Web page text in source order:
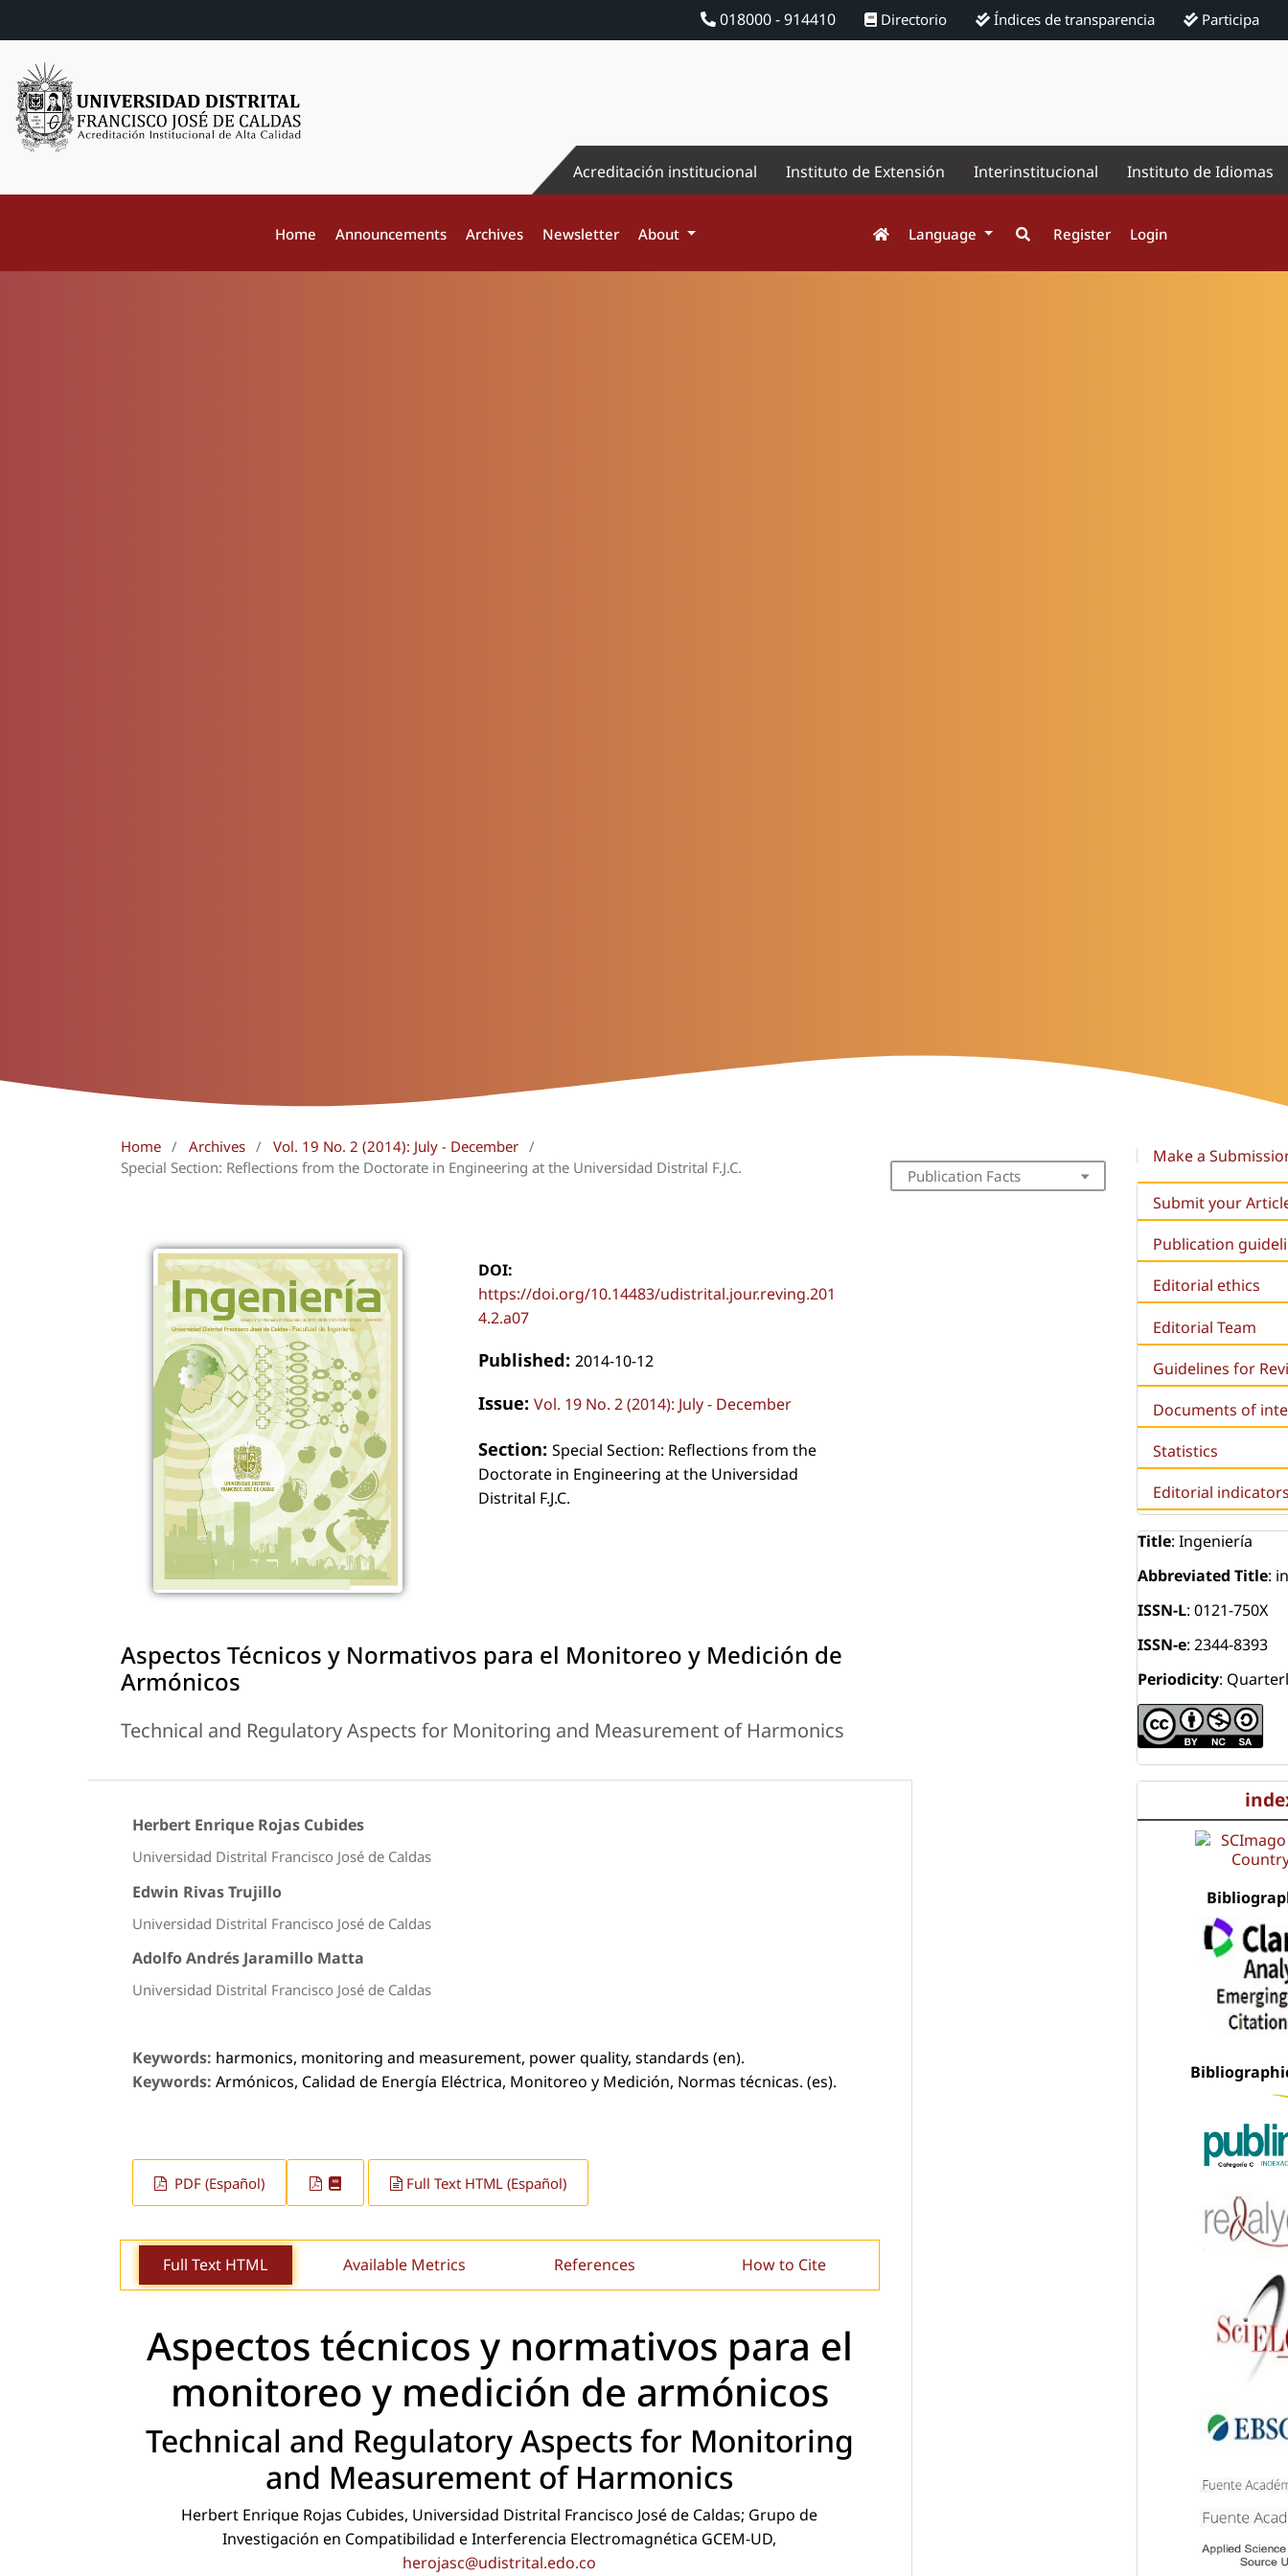
018000 - 914410 Directorio Índices de transparencia Participa
Acreditación institucional Instituto de Extensión Interinstitucional Instituto de Idiomas
Home Announcements Archives Newsletter About Language Register Login
Home / Archives / Vol. 19 No. 2 (2014): July - December /
Special Section: Reflections from the Doctorate in Engineering at the Universidad Distrital F.J.C.
DOI:
https://doi.org/10.14483/udistrital.jour.reving.201
4.2.a07
Published: 2014-10-12
Issue: Vol. 19 No. 2 (2014): July - December
Section: Special Section: Reflections from the
Doctorate in Engineering at the Universidad
Distrital F.J.C.
Aspectos Técnicos y Normativos para el Monitoreo y Medición de
Armónicos
Technical and Regulatory Aspects for Monitoring and Measurement of Harmonics
Herbert Enrique Rojas Cubides
Universidad Distrital Francisco José de Caldas
Edwin Rivas Trujillo
Universidad Distrital Francisco José de Caldas
Adolfo Andrés Jaramillo Matta
Universidad Distrital Francisco José de Caldas
Keywords: harmonics, monitoring and measurement, power quality, standards (en).
Keywords: Armónicos, Calidad de Energía Eléctrica, Monitoreo y Medición, Normas técnicas. (es).
PDF (Español) Full Text HTML (Español)
Full Text HTML Available Metrics References How to Cite
Aspectos técnicos y normativos para el
monitoreo y medición de armónicos
Technical and Regulatory Aspects for Monitoring
and Measurement of Harmonics
Herbert Enrique Rojas Cubides, Universidad Distrital Francisco José de Caldas; Grupo de
Investigación en Compatibilidad e Interferencia Electromagnética GCEM-UD,
herojasc@udistrital.edo.co
Publication Facts
Make a
Submit your
Publication
Editorial ethics
Editorial Team
Guidelines for
Documents of
Statistics
Editorial
Title: Ingeniería
Abbreviated Title:
ISSN-L: 0121-750X
ISSN-e: 2344-8393
Periodicity: